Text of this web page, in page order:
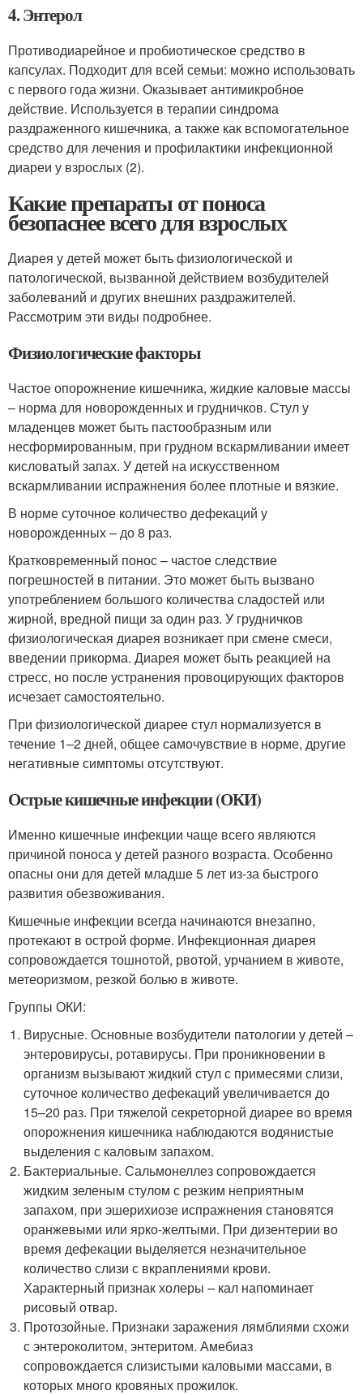
4. Энтерол
Противодиарейное и пробиотическое средство в
капсулах. Подходит для всей семьи: можно использовать
с первого года жизни. Оказывает антимикробное
действие. Используется в терапии синдрома
раздраженного кишечника, а также как вспомогательное
средство для лечения и профилактики инфекционной
диареи у взрослых (2).
Какие препараты от поноса
безопаснее всего для взрослых
Диарея у детей может быть физиологической и
патологической, вызванной действием возбудителей
заболеваний и других внешних раздражителей.
Рассмотрим эти виды подробнее.
Физиологические факторы
Частое опорожнение кишечника, жидкие каловые массы
– норма для новорожденных и грудничков. Стул у
младенцев может быть пастообразным или
несформированным, при грудном вскармливании имеет
кисловатый запах. У детей на искусственном
вскармливании испражнения более плотные и вязкие.
В норме суточное количество дефекаций у
новорожденных – до 8 раз.
Кратковременный понос – частое следствие
погрешностей в питании. Это может быть вызвано
употреблением большого количества сладостей или
жирной, вредной пищи за один раз. У грудничков
физиологическая диарея возникает при смене смеси,
введении прикорма. Диарея может быть реакцией на
стресс, но после устранения провоцирующих факторов
исчезает самостоятельно.
При физиологической диарее стул нормализуется в
течение 1–2 дней, общее самочувствие в норме, другие
негативные симптомы отсутствуют.
Острые кишечные инфекции (ОКИ)
Именно кишечные инфекции чаще всего являются
причиной поноса у детей разного возраста. Особенно
опасны они для детей младше 5 лет из-за быстрого
развития обезвоживания.
Кишечные инфекции всегда начинаются внезапно,
протекают в острой форме. Инфекционная диарея
сопровождается тошнотой, рвотой, урчанием в животе,
метеоризмом, резкой болью в животе.
Группы ОКИ:
Вирусные. Основные возбудители патологии у детей –
энтеровирусы, ротавирусы. При проникновении в
организм вызывают жидкий стул с примесями слизи,
суточное количество дефекаций увеличивается до
15–20 раз. При тяжелой секреторной диарее во время
опорожнения кишечника наблюдаются водянистые
выделения с каловым запахом.
Бактериальные. Сальмонеллез сопровождается
жидким зеленым стулом с резким неприятным
запахом, при эшерихиозе испражнения становятся
оранжевыми или ярко-желтыми. При дизентерии во
время дефекации выделяется незначительное
количество слизи с вкраплениями крови.
Характерный признак холеры – кал напоминает
рисовый отвар.
Протозойные. Признаки заражения лямблиями схожи
с энтероколитом, энтеритом. Амебиаз
сопровождается слизистыми каловыми массами, в
которых много кровяных прожилок.